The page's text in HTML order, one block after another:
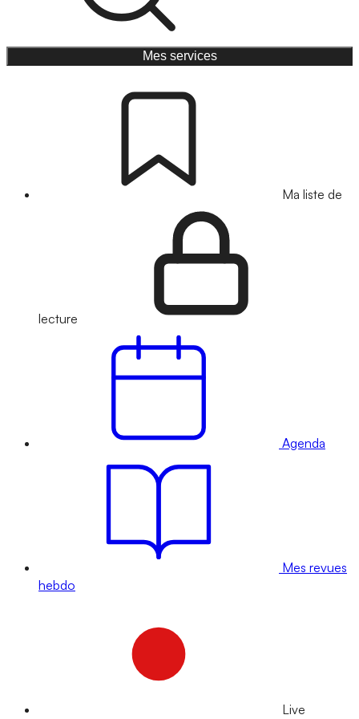
Mes services
Ma liste de
lecture
Agenda
Mes revues
hebdo
Live